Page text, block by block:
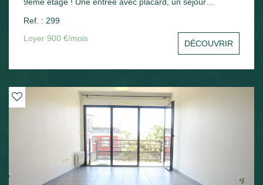
sud avec un aperçu mer, une cuisine indépendante, une
chambre avec placard, un bureau ou une chambre, salle
de bains et toilettes séparées. Une cave et une place de
Ref. : 299
Loyer 900 €/mois
DÉCOUVRIR